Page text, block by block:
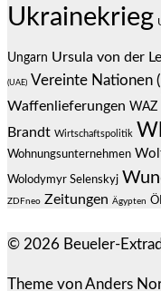
Ukrainekrieg
Ungarn Ursula von der
(UAE) Vereinte Nationen
Waffenlieferungen WAZ
Brandt Wirtschaftspolitik
Wohnungsunternehmen
Wolodymyr Selenskyj
ZDFneo Zeitungen Ägypten
© 2026 Beueler-
Theme vonAnders